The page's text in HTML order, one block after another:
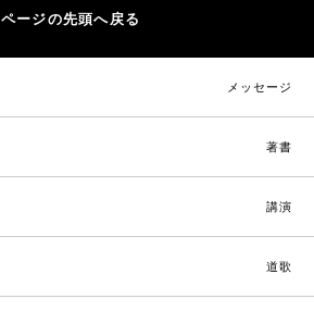
ページの先頭へ戻る
メッセージ
著書
講演
道歌